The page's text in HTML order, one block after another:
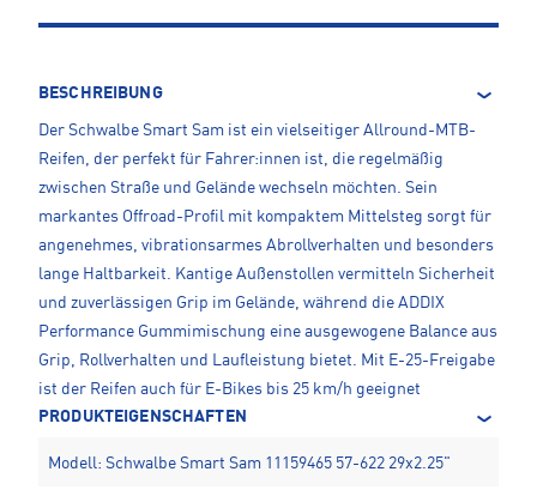
BESCHREIBUNG
Der Schwalbe Smart Sam ist ein vielseitiger Allround-MTB-
Reifen, der perfekt für Fahrer:innen ist, die regelmäßig
zwischen Straße und Gelände wechseln möchten. Sein
markantes Offroad-Profil mit kompaktem Mittelsteg sorgt für
angenehmes, vibrationsarmes Abrollverhalten und besonders
lange Haltbarkeit. Kantige Außenstollen vermitteln Sicherheit
und zuverlässigen Grip im Gelände, während die ADDIX
Performance Gummimischung eine ausgewogene Balance aus
Grip, Rollverhalten und Laufleistung bietet. Mit E-25-Freigabe
ist der Reifen auch für E-Bikes bis 25 km/h geeignet
PRODUKTEIGENSCHAFTEN
Modell: Schwalbe Smart Sam 11159465 57-622 29x2.25"